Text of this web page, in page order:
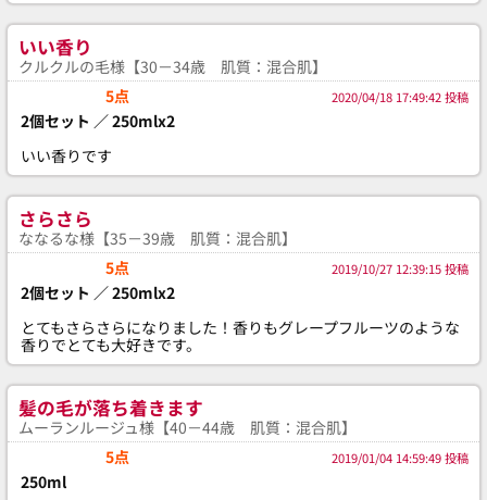
いい香り
クルクルの毛様【30－34歳 肌質：混合肌】
5点
2020/04/18 17:49:42 投稿
2個セット ／ 250mlx2
いい香りです
さらさら
ななるな様【35－39歳 肌質：混合肌】
5点
2019/10/27 12:39:15 投稿
2個セット ／ 250mlx2
とてもさらさらになりました！香りもグレープフルーツのような
香りでとても大好きです。
髪の毛が落ち着きます
ムーランルージュ様【40－44歳 肌質：混合肌】
5点
2019/01/04 14:59:49 投稿
250ml